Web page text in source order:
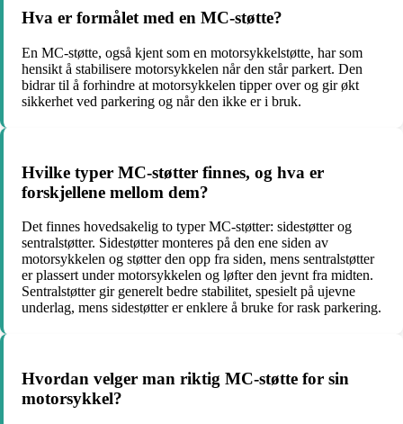
Hva er formålet med en MC-støtte?
En MC-støtte, også kjent som en motorsykkelstøtte, har som
hensikt å stabilisere motorsykkelen når den står parkert. Den
bidrar til å forhindre at motorsykkelen tipper over og gir økt
sikkerhet ved parkering og når den ikke er i bruk.
Hvilke typer MC-støtter finnes, og hva er
forskjellene mellom dem?
Det finnes hovedsakelig to typer MC-støtter: sidestøtter og
sentralstøtter. Sidestøtter monteres på den ene siden av
motorsykkelen og støtter den opp fra siden, mens sentralstøtter
er plassert under motorsykkelen og løfter den jevnt fra midten.
Sentralstøtter gir generelt bedre stabilitet, spesielt på ujevne
underlag, mens sidestøtter er enklere å bruke for rask parkering.
Hvordan velger man riktig MC-støtte for sin
motorsykkel?